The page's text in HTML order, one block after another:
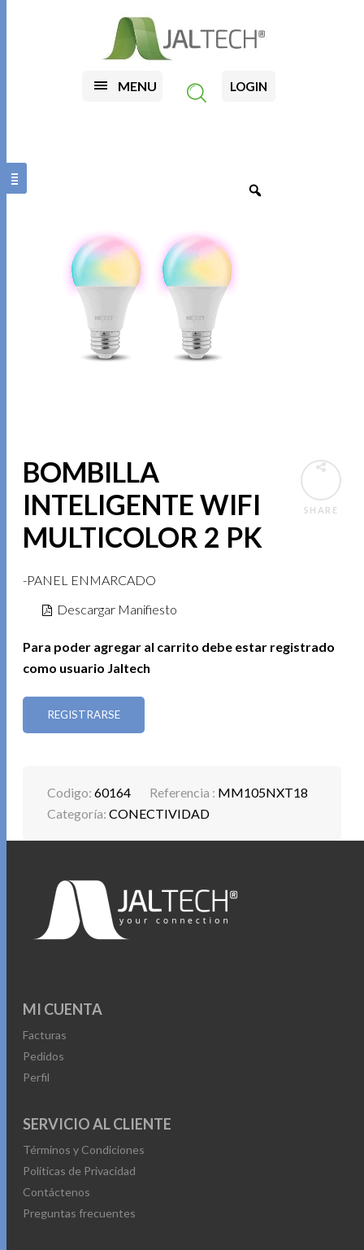
MENU LOGIN
SHARE
BOMBILLA
INTELIGENTE WIFI
MULTICOLOR 2 PK
-PANEL ENMARCADO
Descargar Manifiesto
Para poder agregar al carrito debe estar registrado
como usuario Jaltech
REGISTRARSE
Codigo:60164 Referencia : MM105NXT18
Categoría:CONECTIVIDAD
MI CUENTA
Facturas
Pedidos
Perfil
SERVICIO AL CLIENTE
Términos y Condiciones
Políticas de Privacidad
Contáctenos
Preguntas frecuentes